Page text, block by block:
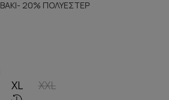
20% ΠΟΛΥΕΣΤΕΡ
XL XXL